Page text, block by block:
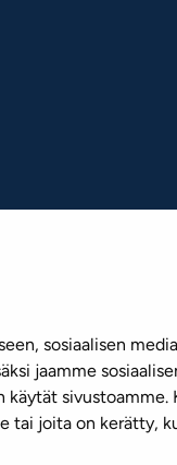
sosiaalisen
jaamme
sivustoamme.
tai joita on kerätty,